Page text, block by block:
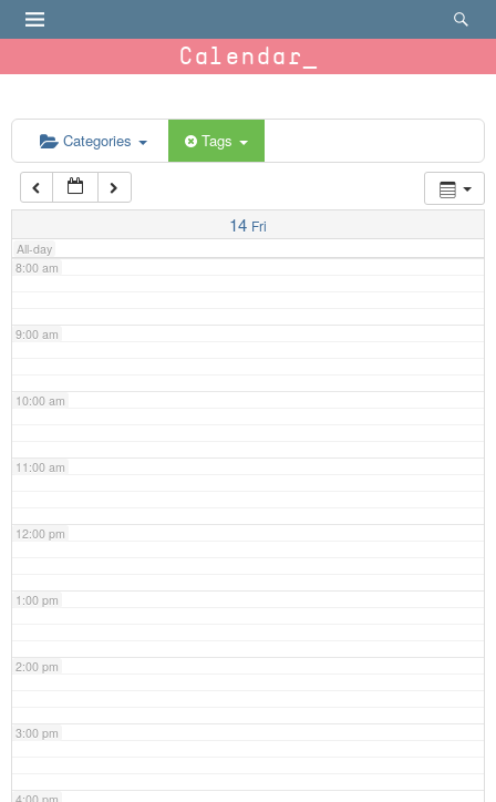
Calendar
Categories Tags
14 Fri
All-day
6:00 am
7:00 am
8:00 am
9:00 am
10:00 am
11:00 am
12:00 pm
1:00 pm
2:00 pm
3:00 pm